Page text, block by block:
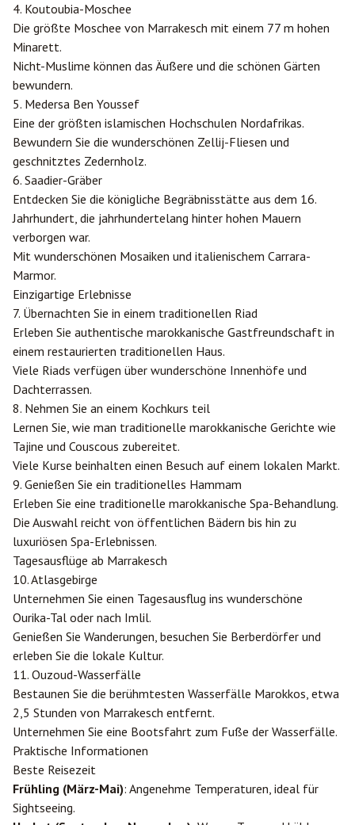
4. Koutoubia-Moschee
Die größte Moschee von Marrakesch mit einem 77 m hohen
Minarett.
Nicht-Muslime können das Äußere und die schönen Gärten
bewundern.
5. Medersa Ben Youssef
Eine der größten islamischen Hochschulen Nordafrikas.
Bewundern Sie die wunderschönen Zellij-Fliesen und
geschnitztes Zedernholz.
6. Saadier-Gräber
Entdecken Sie die königliche Begräbnisstätte aus dem 16.
Jahrhundert, die jahrhundertelang hinter hohen Mauern
verborgen war.
Mit wunderschönen Mosaiken und italienischem Carrara-
Marmor.
Einzigartige Erlebnisse
7. Übernachten Sie in einem traditionellen Riad
Erleben Sie authentische marokkanische Gastfreundschaft in
einem restaurierten traditionellen Haus.
Viele Riads verfügen über wunderschöne Innenhöfe und
Dachterrassen.
8. Nehmen Sie an einem Kochkurs teil
Lernen Sie, wie man traditionelle marokkanische Gerichte wie
Tajine und Couscous zubereitet.
Viele Kurse beinhalten einen Besuch auf einem lokalen Markt.
9. Genießen Sie ein traditionelles Hammam
Erleben Sie eine traditionelle marokkanische Spa-Behandlung.
Die Auswahl reicht von öffentlichen Bädern bis hin zu
luxuriösen Spa-Erlebnissen.
Tagesausflüge ab Marrakesch
10. Atlasgebirge
Unternehmen Sie einen Tagesausflug ins wunderschöne
Ourika-Tal oder nach Imlil.
Genießen Sie Wanderungen, besuchen Sie Berberdörfer und
erleben Sie die lokale Kultur.
11. Ouzoud-Wasserfälle
Bestaunen Sie die berühmtesten Wasserfälle Marokkos, etwa
2,5 Stunden von Marrakesch entfernt.
Unternehmen Sie eine Bootsfahrt zum Fuße der Wasserfälle.
Praktische Informationen
Beste Reisezeit
Frühling (März-Mai): Angenehme Temperaturen, ideal für
Sightseeing.